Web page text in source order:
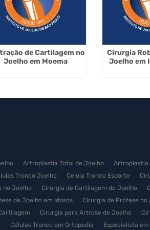
de Cartilagem no
Joelho em Moema
Cirurgia
Joelho em
Artroplastia Total de Joelho Artroplastia
Tronco Joelho Celula Tronco Esporte
no Joelho Cirurgia de Cartilagem do Joelho
de Joelho em Idosos
Cirurgia de Prótese no
Cirurgia para Artrose de Joelho
Células Tronco em Ortopedia Especialista